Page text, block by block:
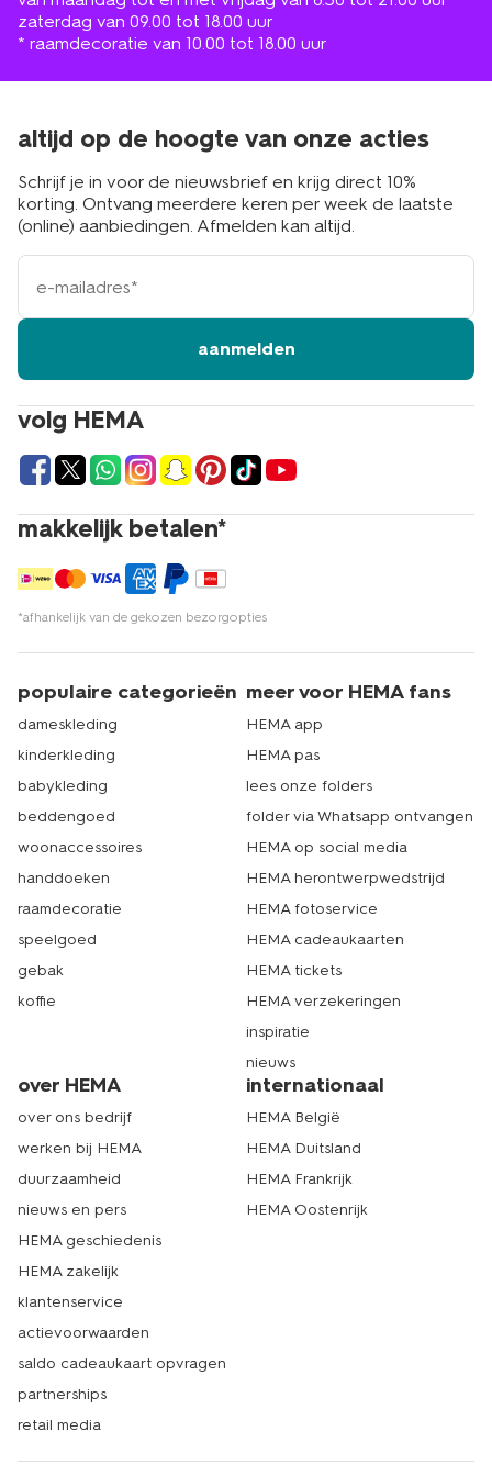
zaterdag van 09.00 tot 18.00 uur
* raamdecoratie van 10.00 tot 18.00 uur
volg HEMA
makkelijk betalen*
*afhankelijk van de gekozen bezorgopties
altijd op de hoogte van onze acties
Schrijf je in voor de nieuwsbrief en krijg direct 10%
korting. Ontvang meerdere keren per week de laatste
(online) aanbiedingen. Afmelden kan altijd.
e-
mailadres
aanmelden
populaire categorieën
dameskleding
kinderkleding
babykleding
beddengoed
woonaccessoires
handdoeken
raamdecoratie
speelgoed
gebak
koffie
meer voor HEMA fans
HEMA app
HEMA pas
lees onze folders
folder via Whatsapp ontvangen
HEMA op social media
HEMA herontwerpwedstrijd
HEMA fotoservice
HEMA cadeaukaarten
HEMA tickets
HEMA verzekeringen
inspiratie
nieuws
over HEMA
over ons bedrijf
werken bij HEMA
duurzaamheid
nieuws en pers
HEMA geschiedenis
HEMA zakelijk
klantenservice
actievoorwaarden
saldo cadeaukaart opvragen
partnerships
retail media
internationaal
HEMA België
HEMA Duitsland
HEMA Frankrijk
HEMA Oostenrijk